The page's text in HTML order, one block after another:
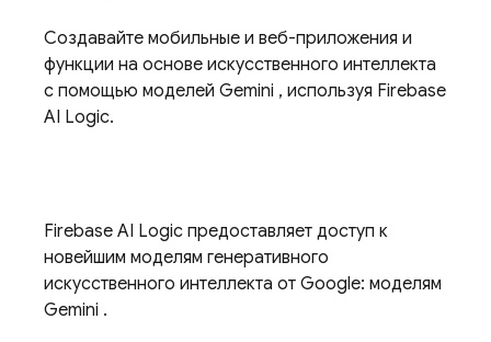
Создавайте мобильные и веб-приложения и
функции на основе искусственного интеллекта
с помощью моделей Gemini , используя Firebase
AI Logic.
Firebase AI Logic предоставляет доступ к
новейшим моделям генеративного
искусственного интеллекта от Google: моделям
Gemini .